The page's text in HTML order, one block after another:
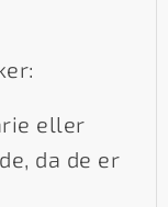
eller
da de er